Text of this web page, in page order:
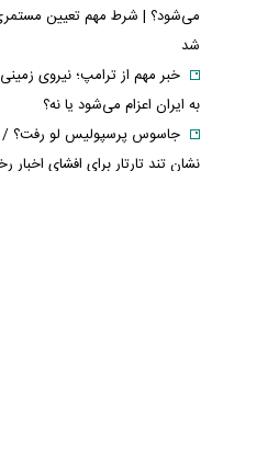
می‌شود؟ | شرط مهم تعیین
شد
خبر مهم از ترامپ؛ نیروی
به ایران اعزام می‌شود یا نه؟
جاسوس پرسپولیس لو رفت؟
نشان تند تارتار برای افشای اخبار